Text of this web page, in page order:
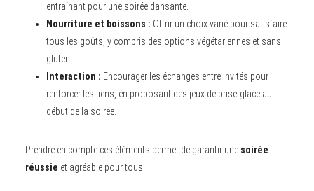
entraînant pour une soirée dansante.
Nourriture et boissons : Offrir un choix varié pour satisfaire
tous les goûts, y compris des options végétariennes et sans
gluten.
Interaction : Encourager les échanges entre invités pour
renforcer les liens, en proposant des jeux de brise-glace au
début de la soirée.
Prendre en compte ces éléments permet de garantir une soirée
réussie et agréable pour tous.